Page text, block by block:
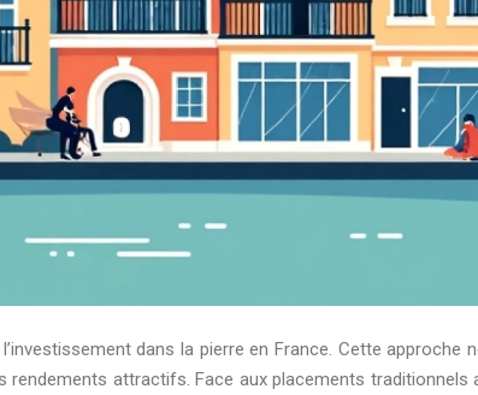
dans la pierre en France. Cette
rendements attractifs. Face aux placements